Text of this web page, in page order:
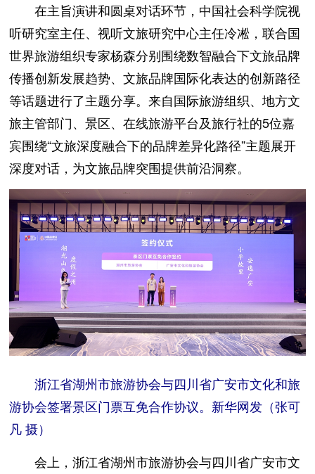
在主旨演讲和圆桌对话环节，中国社会科学院视
听研究室主任、视听文旅研究中心主任冷凇，联合国
世界旅游组织专家杨森分别围绕数智融合下文旅品牌
传播创新发展趋势、文旅品牌国际化表达的创新路径
等话题进行了主题分享。来自国际旅游组织、地方文
旅主管部门、景区、在线旅游平台及旅行社的5位嘉
宾围绕“文旅深度融合下的品牌差异化路径”主题展开
深度对话，为文旅品牌突围提供前沿洞察。
浙江省湖州市旅游协会与四川省广安市文化和旅
游协会签署景区门票互免合作协议。新华网发（张可
凡 摄）
会上，浙江省湖州市旅游协会与四川省广安市文